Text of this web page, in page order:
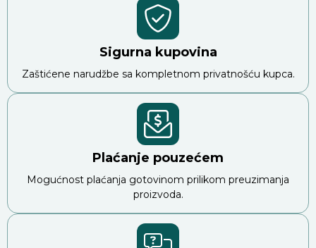
Sigurna kupovina
Zaštićene narudžbe sa kompletnom privatnošću kupca.
Plaćanje pouzećem
Mogućnost plaćanja gotovinom prilikom preuzimanja
proizvoda.